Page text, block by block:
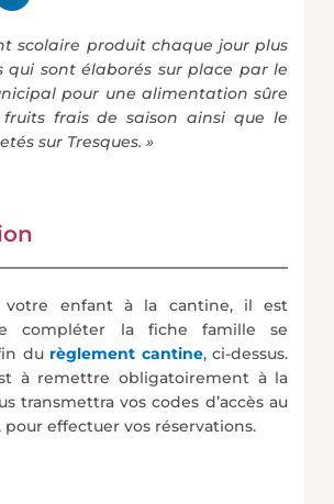
scolaire produit chaque jour plus
qui sont élaborés sur place par le
pour une alimentation sûre
frais de saison ainsi que le
sur Tresques. »
votre enfant à la cantine, il est
compléter la fiche famille se
du règlement cantine, ci-dessus.
à remettre obligatoirement à la
transmettra vos codes d’accès au
effectuer vos réservations.